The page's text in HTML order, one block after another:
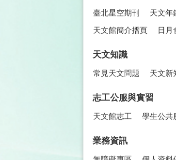
臺北星空期刊 天文年
天文館簡介摺頁 日月
天文知識
常見天文問題 天文新
志工公服與實習
天文館志工 學生公共
業務資訊